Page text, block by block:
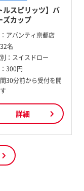
ルスピリッツ】バ
ズカップ
アバンティ京都店
32名
： スイスドロー
300円
30分前から受付を開
詳細